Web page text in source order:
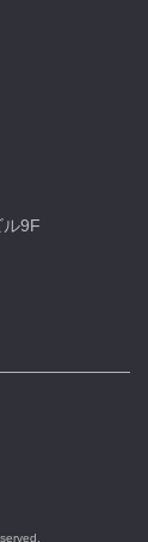
9F